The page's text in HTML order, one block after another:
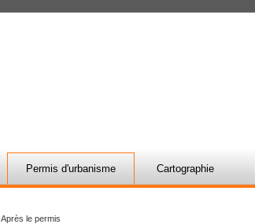
Permis d'urbanisme Cartographie
Après le permis